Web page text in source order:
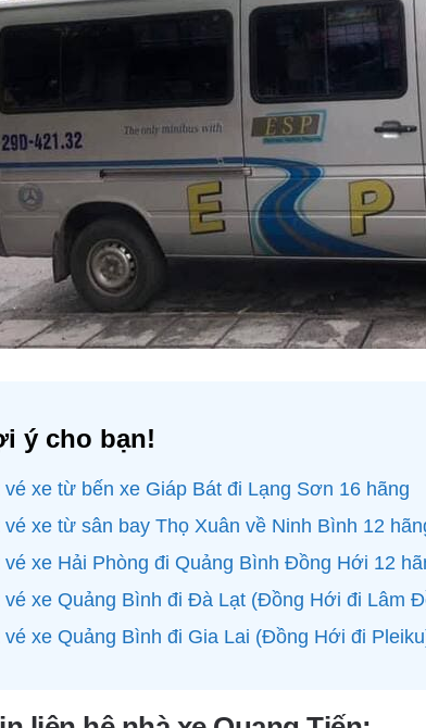
ý cho bạn!
xe từ bến xe Giáp Bát đi Lạng Sơn 16 hãng
xe từ sân bay Thọ Xuân về Ninh Bình 12
xe Hải Phòng đi Quảng Bình Đồng Hới 12
xe Quảng Bình đi Đà Lạt (Đồng Hới đi Lâm
xe Quảng Bình đi Gia Lai (Đồng Hới đi